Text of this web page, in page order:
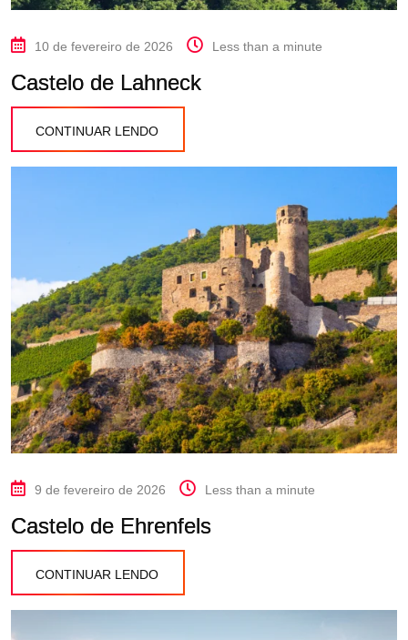
10 de fevereiro de 2026 Less than a minute
Castelo de Lahneck
CONTINUAR LENDO
9 de fevereiro de 2026 Less than a minute
Castelo de Ehrenfels
CONTINUAR LENDO